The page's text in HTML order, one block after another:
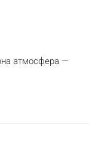
атмосфера —